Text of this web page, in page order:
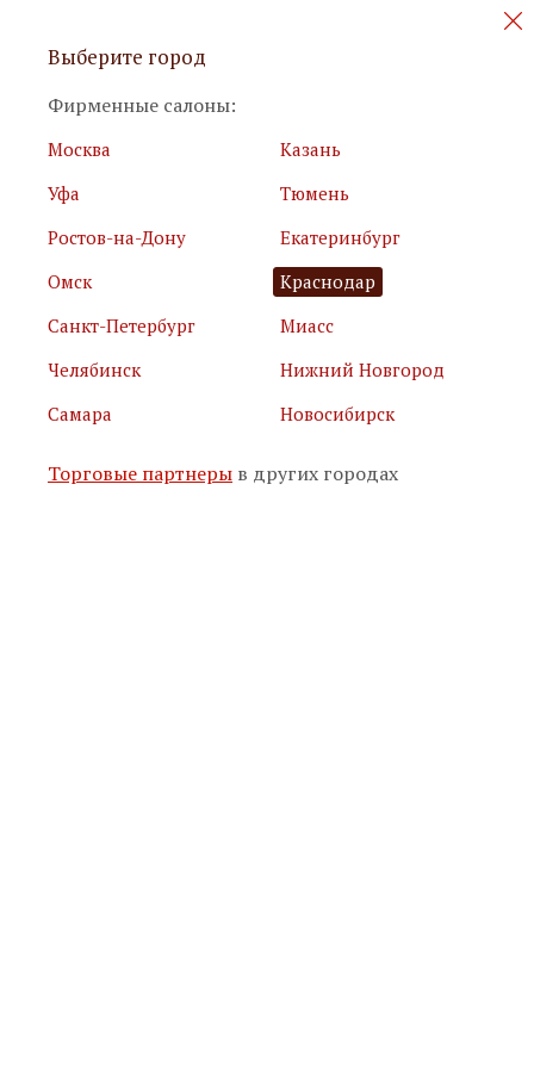
Персональные акции и новинки
Я принимаю
условия использования сайта
Я соглашаюсь сполитикой обработки персональных
Подписаться
Выберите город
Фирменные салоны:
Москва
Казань
Уфа
Тюмень
Ростов-на-Дону
Екатеринбург
Омск
Краснодар
Санкт-Петербург
Миасс
Челябинск
Нижний Новгород
Самара
Новосибирск
Торговые партнеры в других городах